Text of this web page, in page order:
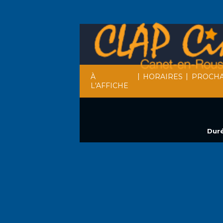
À
L'AFFICHE
| HORAIRES |